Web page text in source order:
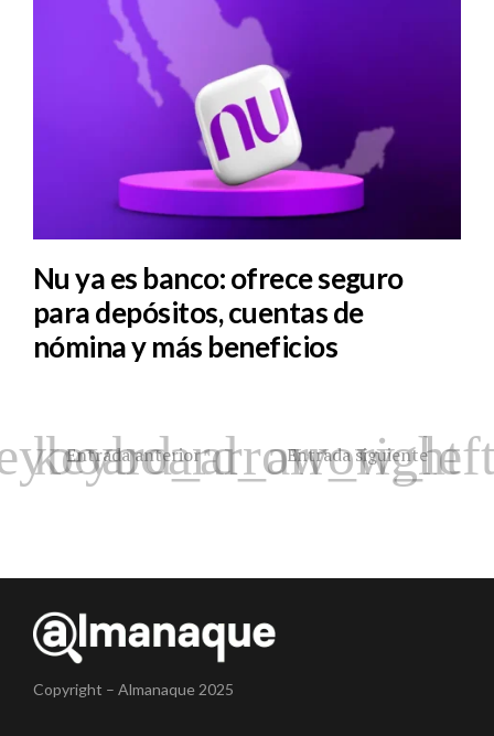
Nu ya es banco: ofrece seguro
para depósitos, cuentas de
nómina y más beneficios
Entrada anterior Entrada siguiente
Copyright – Almanaque 2025